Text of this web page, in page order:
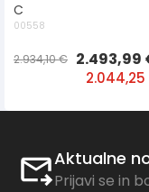
C
00558
2.934,10 € 2.493,99
Aktualne
Prijavi se in